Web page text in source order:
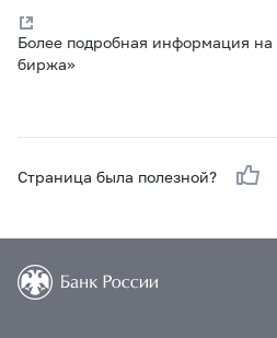
Более подробная информация
биржа»
Страница была полезной?